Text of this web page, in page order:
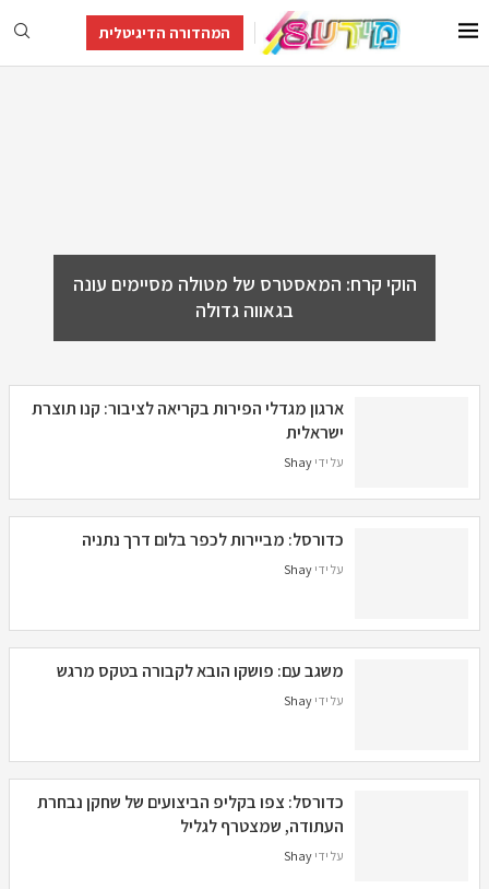
המהדורה הדיגיטלית
הוקי קרח: המאסטרס של מטולה מסיימים עונה
בגאווה גדולה
ארגון מגדלי הפירות בקריאה לציבור: קנו תוצרת
ישראלית
על ידי Shay
כדורסל: מביירות לכפר בלום דרך נתניה
על ידי Shay
משגב עם: פושקו הובא לקבורה בטקס מרגש
על ידי Shay
כדורסל: צפו בקליפ הביצועים של שחקן נבחרת
העתודה, שמצטרף לגליל
על ידי Shay